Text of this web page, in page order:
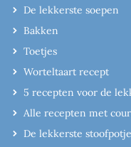
De lekkerste soepen
Bakken
Toetjes
Worteltaart recept
5 recepten voor de
Alle recepten met
De lekkerste